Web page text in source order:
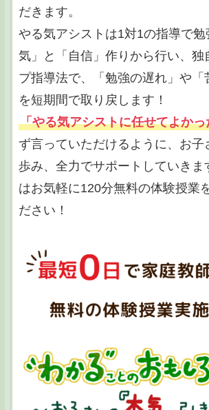
だきます。
やる気アシストは1対1の指導で勉
気」と「自信」作りから行い、独
プ指導法で、「勉強の遅れ」や「
を短期間で取り戻します！
「やる気アシストに任せてよかっ
ず言っていただけるように、お子
歩み、全力でサポートしていきま
はお気軽に120分無料の体験授業
ださい！